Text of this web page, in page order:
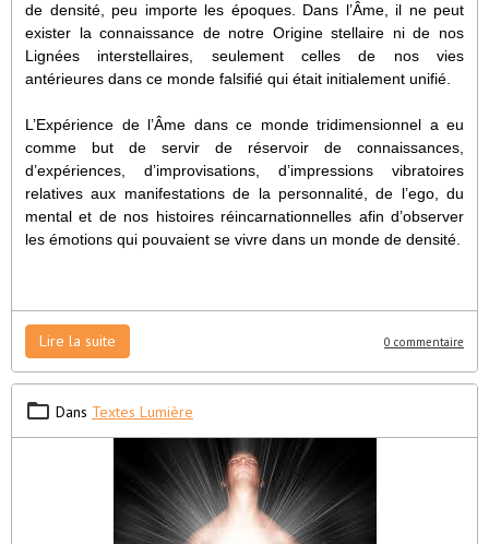
de densité, peu importe les époques. Dans l’Âme, il ne peut
exister la connaissance de notre Origine stellaire ni de nos
Lignées interstellaires, seulement celles de nos vies
antérieures dans ce monde falsifié qui était initialement unifié.
L’Expérience de l’Âme dans ce monde tridimensionnel a eu
comme but de servir de réservoir de connaissances,
d’expériences, d’improvisations, d’impressions vibratoires
relatives aux manifestations de la personnalité, de l’ego, du
mental et de nos histoires réincarnationnelles afin d’observer
les émotions qui pouvaient se vivre dans un monde de densité.
Lire la suite 0 commentaire
Dans Textes Lumière